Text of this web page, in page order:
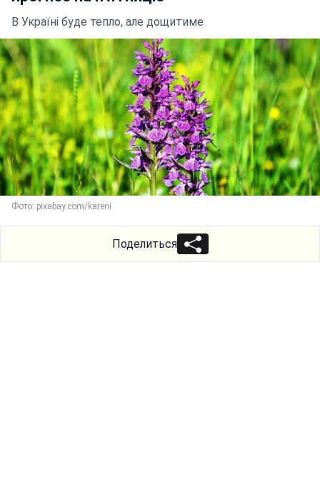
В Україні буде тепло, але дощитиме
Фото: pixabay.com/kareni
Поделиться